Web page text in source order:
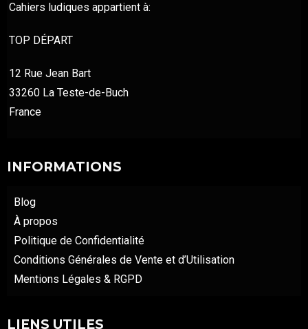
Cahiers ludiques appartient à:
TOP DÉPART
12 Rue Jean Bart
33260 La Teste-de-Buch
France
INFORMATIONS
Blog
À propos
Politique de Confidentialité
Conditions Générales de Vente et d’Utilisation
Mentions Légales & RGPD
LIENS UTILES